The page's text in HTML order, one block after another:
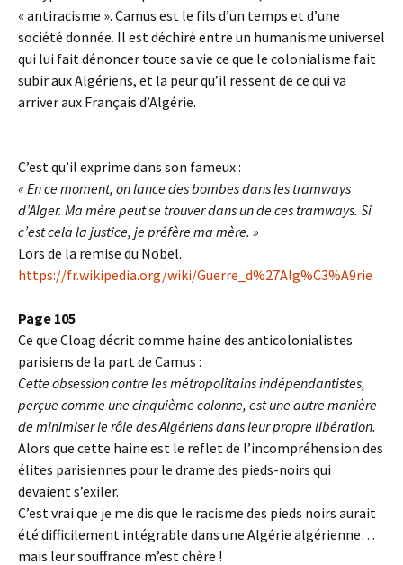
« antiracisme ». Camus est le fils d’un temps et d’une
société donnée. Il est déchiré entre un humanisme universel
qui lui fait dénoncer toute sa vie ce que le colonialisme fait
subir aux Algériens, et la peur qu’il ressent de ce qui va
arriver aux Français d’Algérie.
C’est qu’il exprime dans son fameux :
« En ce moment, on lance des bombes dans les tramways
d’Alger. Ma mère peut se trouver dans un de ces tramways. Si
c’est cela la justice, je préfère ma mère. »
Lors de la remise du Nobel.
https://fr.wikipedia.org/wiki/Guerre_d%27Alg%C3%A9rie
Page 105
Ce que Cloag décrit comme haine des anticolonialistes
parisiens de la part de Camus :
Cette obsession contre les métropolitains indépendantistes,
perçue comme une cinquième colonne, est une autre manière
de minimiser le rôle des Algériens dans leur propre libération.
Alors que cette haine est le reflet de l’incompréhension des
élites parisiennes pour le drame des pieds-noirs qui
devaient s’exiler.
C’est vrai que je me dis que le racisme des pieds noirs aurait
été difficilement intégrable dans une Algérie algérienne…
mais leur souffrance m’est chère !